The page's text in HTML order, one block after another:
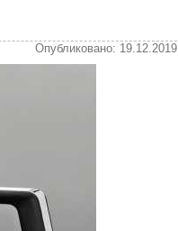
Опубликовано: 19.12.2019